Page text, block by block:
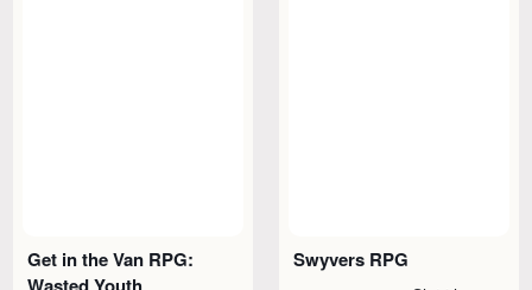
Get in the Van RPG:
Swyvers RPG